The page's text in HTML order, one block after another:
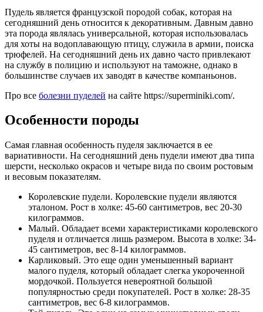
Пудель является французской породой собак, которая на
сегодняшний день относится к декоративным. Давным давно
эта порода являлась универсальной, которая использовалась
для хоты на водоплавающую птицу, служила в армии, поиска
трюфелей. На сегодняшний день их давно часто привлекают
на службу в полицию и используют на таможне, однако в
большинстве случаев их заводят в качестве компаньонов.
Про все болезни пуделей на сайте https://superminiki.com/.
Особенности породы
Самая главная особенность пуделя заключается в ее
вариативности. На сегодняшний день пудели имеют два типа
шерсти, несколько окрасов и четыре вида по своим ростовым
и весовым показателям.
Королевские пудели. Королевские пудели являются
эталоном. Рост в холке: 45-60 сантиметров, вес 20-30
килограммов.
Малый. Обладает всеми характеристиками королевского
пуделя и отличается лишь размером. Высота в холке: 34-
45 сантиметров, вес 8-14 килограммов.
Карликовый. Это еще один уменьшенный вариант
малого пуделя, который обладает слегка укороченной
мордочкой. Пользуется невероятной большой
популярностью среди покупателей. Рост в холке: 28-35
сантиметров, вес 6-8 килограммов.